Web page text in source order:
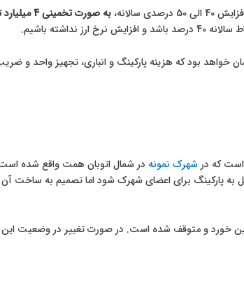
به صورت تخمینی 4 میلیارد تومان
خواهد بود که هزینه پارکینگ و انباری، تجهیز واحد و
است که در شهرک نمونه در شمال اتوبان همت واقع شده
به پارکینگ برای اعضای شهرک شود اما تصمیم به ساخت
خورد و متوقف شده است. در صورت تغییر در وضعیت